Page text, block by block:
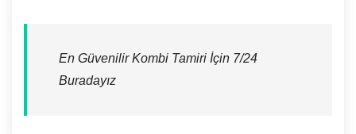
En Güvenilir Kombi Tamiri İçin 7/24
Buradayız